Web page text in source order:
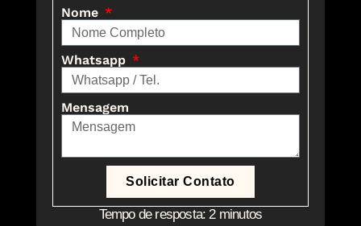
Nome
Whatsapp
Mensagem
Solicitar Contato
Tempo de resposta: 2 minutos